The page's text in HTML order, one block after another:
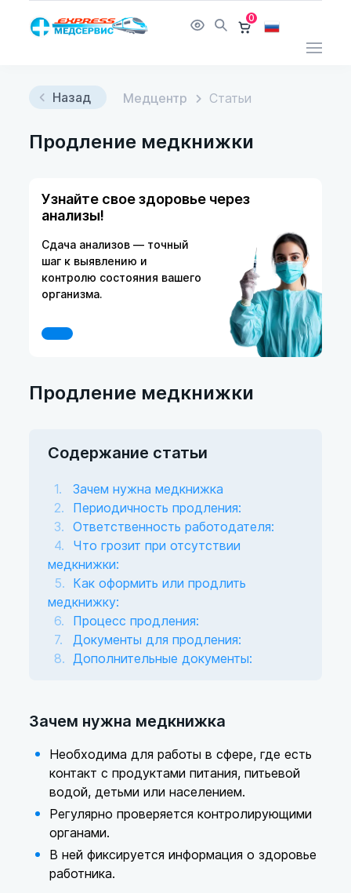
0
Назад Медцентр Статьи
Продление медкнижки
Узнайте свое здоровье через
анализы!
Сдача анализов — точный
шаг к выявлению и
контролю состояния вашего
организма.
Продление медкнижки
Содержание статьи
Зачем нужна медкнижка
Периодичность продления:
Ответственность работодателя:
Что грозит при отсутствии
медкнижки:
Как оформить или продлить
медкнижку:
Процесс продления:
Документы для продления:
Дополнительные документы:
Зачем нужна медкнижка
Необходима для работы в сфере, где есть
контакт с продуктами питания, питьевой
водой, детьми или населением.
Регулярно проверяется контролирующими
органами.
В ней фиксируется информация о здоровье
работника.